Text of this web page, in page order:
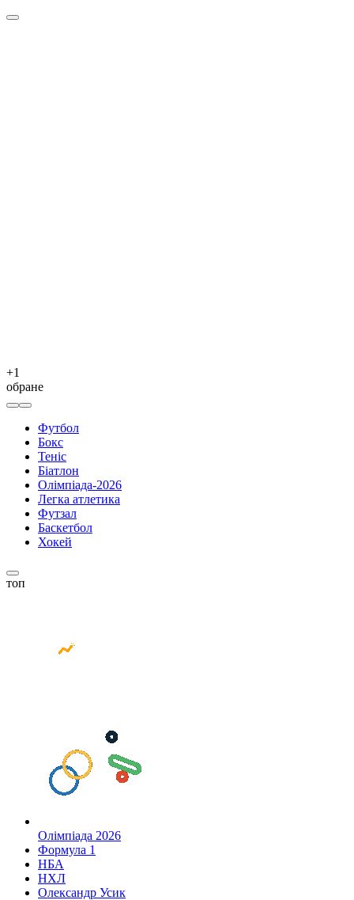
+1
обране
Футбол
Бокс
Теніс
Біатлон
Олімпіада-2026
Легка атлетика
Футзал
Баскетбол
Хокей
топ
Олімпіада 2026
Формула 1
НБА
НХЛ
Олександр Усик